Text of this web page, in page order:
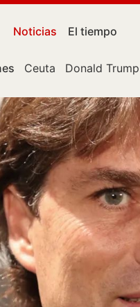
Noticias El tiempo
Ceuta Donald Trump